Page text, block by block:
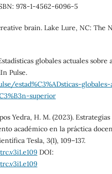
978-1-4562-6096-5
brain. Lake Lure, NC: The
globales actuales sobre
Pulse.
estad%C3%ADsticas-globales-
superior
Yedra, H. M. (2023). Estrategias
académico en la práctica
Tesla, 3(1), 109–137.
DOI: